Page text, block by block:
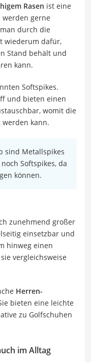
Rasen ist eine
werden gerne
durch die
wiederum dafür,
Stand behält und
kann.
Softspikes.
und bieten einen
womit die
werden kann.
sind Metallspikes
Softspikes, da
können.
zunehmend großer
einsetzbar und
hinweg einen
vergleichsweise
Herren-
bieten eine leichte
zu Golfschuhen
im Alltag